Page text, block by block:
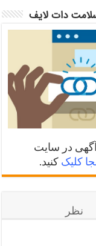
دات لایف
آگهی در سایت
کلیک کنید.
نظر